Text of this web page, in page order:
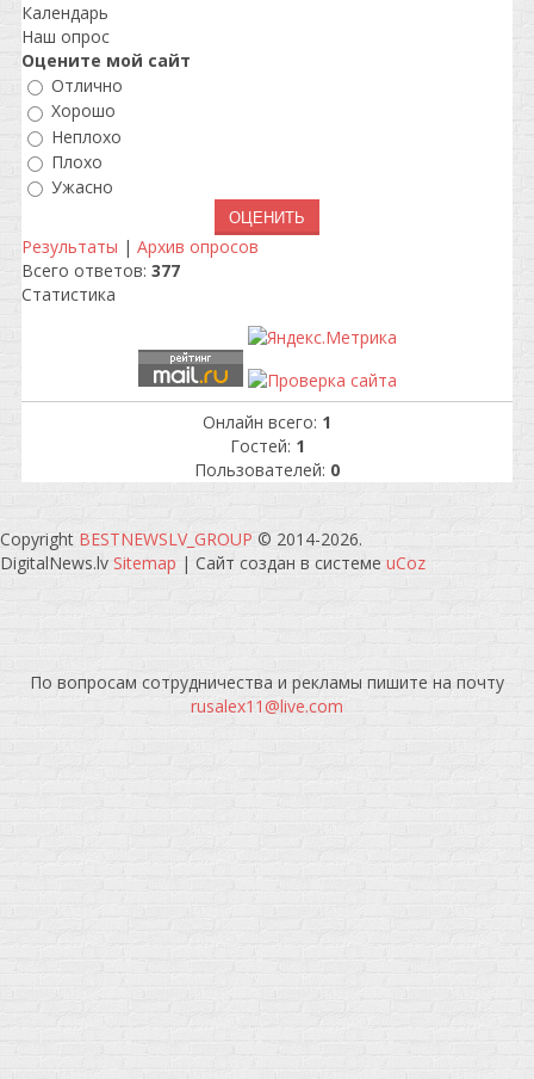
Календарь
Наш опрос
Оцените мой сайт
Отлично
Хорошо
Неплохо
Плохо
Ужасно
Результаты | Архив опросов
Всего ответов: 377
Статистика
Онлайн всего: 1
Гостей: 1
Пользователей: 0
Copyright BESTNEWSLV_GROUP © 2014-2026.
DigitalNews.lv Sitemap | Сайт создан в системе uCoz
По вопросам сотрудничества и рекламы пишите на почту
rusalex11@live.com